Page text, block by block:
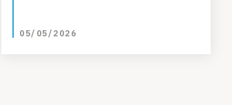
05/05/2026